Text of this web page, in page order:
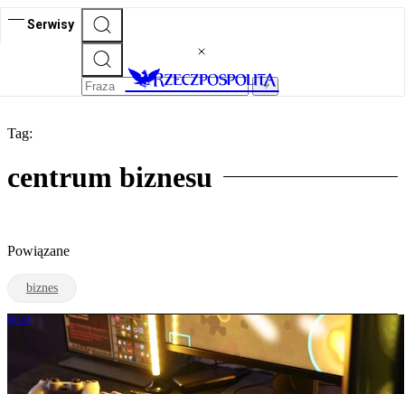
Serwisy
Tag:
centrum biznesu
Powiązane
biznes
KRAJ
Warszawa stała się centrum produkcji
gier wideo. Jak wygląda ten rynek?